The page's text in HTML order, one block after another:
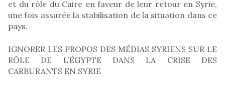
et du rôle du Caire en faveur de leur retour en Syrie,
une fois assurée la stabilisation de la situation dans ce
pays.
IGNORER LES PROPOS DES MÉDIAS SYRIENS SUR LE
RÔLE DE L’ÉGYPTE DANS LA CRISE DES
CARBURANTS EN SYRIE